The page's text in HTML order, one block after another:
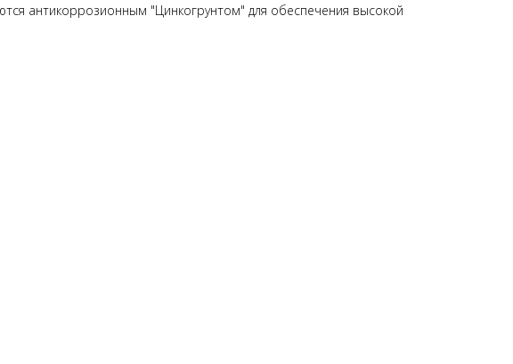
антикоррозионным "Цинкогрунтом" для обеспечения высокой